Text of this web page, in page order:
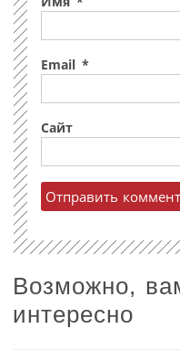
Email *
Сайт
Возможно,
интересно